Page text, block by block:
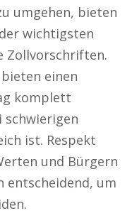
umgehen, bieten
wichtigsten
Zollvorschriften.
einen
komplett
schwierigen
ist. Respekt
und Bürgern
entscheidend, um